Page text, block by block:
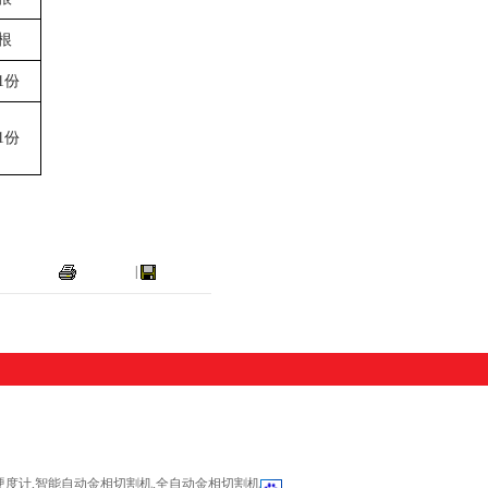
份
份
计,智能自动金相切割机,全自动金相切割机